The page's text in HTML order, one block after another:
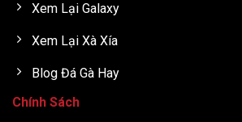
Xem Lại Galaxy
Xem Lại Xà Xía
Blog Đá Gà Hay
Chính Sách